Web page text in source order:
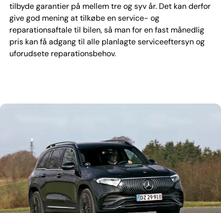
tilbyde garantier på mellem tre og syv år. Det kan derfor
give god mening at tilkøbe en service- og
reparationsaftale til bilen, så man for en fast månedlig
pris kan få adgang til alle planlagte serviceeftersyn og
uforudsete reparationsbehov.